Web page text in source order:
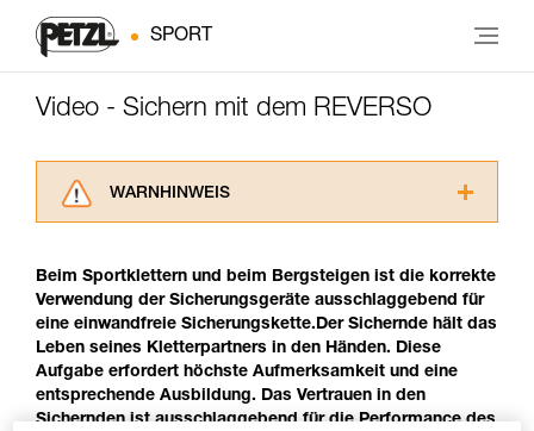
SPORT
Video - Sichern mit dem REVERSO
WARNHINWEIS
aufmerksam durch, bevor Sie diesen zu Rate
ziehen. Um diese Zusatzinformationen
verstehen zu können, müssen Sie zuerst die in
der Gebrauchsanweisung enthaltenen
Informationen richtig verstanden haben.
Die Beherrschung dieser Techniken setzt eine
Beim Sportklettern und beim Bergsteigen ist die korrekte
Verwendung der Sicherungsgeräte ausschlaggebend für
eine einwandfreie Sicherungskette.Der Sichernde hält das
Leben seines Kletterpartners in den Händen. Diese
Aufgabe erfordert höchste Aufmerksamkeit und eine
entsprechende Ausbildung. Das Vertrauen in den
Sichernden ist ausschlaggebend für die Performance des